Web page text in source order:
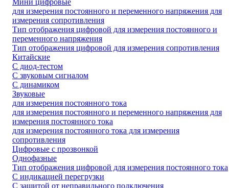
для измерения постоянного и переменного напряжения для
измерения сопротивления
Тип отображения цифровой для измерения постоянного и
переменного напряжения
Тип отображения цифровой для измерения сопротивления
Китайские
С диод-тестом
С звуковым сигналом
С динамиком
Звуковые
для измерения постоянного тока
для измерения постоянного и переменного напряжения для
измерения постоянного тока
для измерения постоянного тока для измерения
сопротивления
Цифровые с прозвонкой
Однофазные
Тип отображения цифровой для измерения постоянного тока
C индикацией перегрузки
С защитой от неправильного подключения